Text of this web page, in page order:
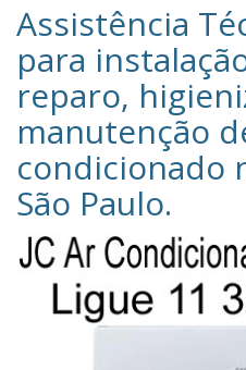
Assistência
para
reparo,
manutenção
condicionado
São Paulo.